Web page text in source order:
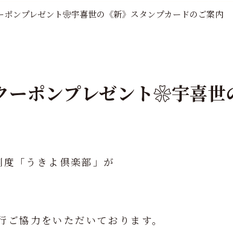
ポンプレゼント❀宇喜世の《新》スタンプカードのご案内
ーポンプレゼント❀宇喜世
「うきよ倶楽部」が
協力をいただいております。